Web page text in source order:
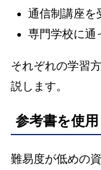
通信制講座を
専門学校に通
それぞれの学習
説します。
参考書を使
難易度が低めの